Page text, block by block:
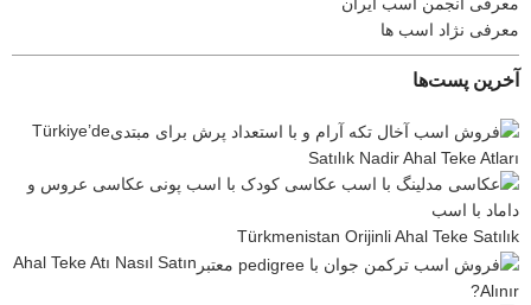
معرفی نژاد اسب ها
آخرین پست‌ها
Türkiye’de
Satılık Nadir Ahal Teke Atları
Türkmenistan Orijinli Ahal Teke Satılık
Ahal Teke Atı Nasıl Satın
Alınır?